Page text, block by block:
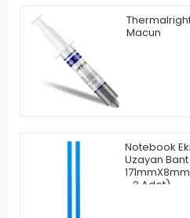
Macun
Notebook
Uzayan Bant
- 2 Adet)